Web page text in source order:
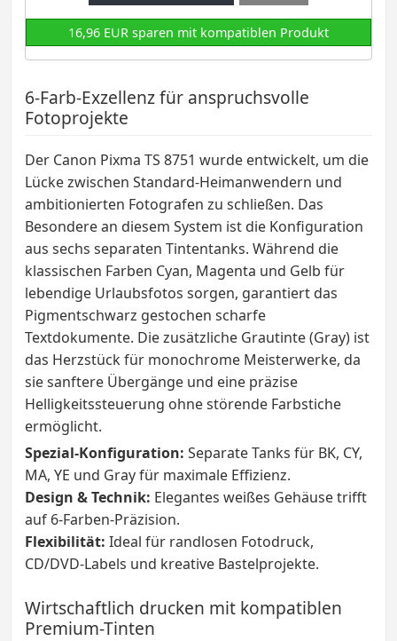
16,96 EUR sparen mit kompatiblen Produkt
6-Farb-Exzellenz für anspruchsvolle
Fotoprojekte
Der Canon Pixma TS 8751 wurde entwickelt, um die
Lücke zwischen Standard-Heimanwendern und
ambitionierten Fotografen zu schließen. Das
Besondere an diesem System ist die Konfiguration
aus sechs separaten Tintentanks. Während die
klassischen Farben Cyan, Magenta und Gelb für
lebendige Urlaubsfotos sorgen, garantiert das
Pigmentschwarz gestochen scharfe
Textdokumente. Die zusätzliche Grautinte (Gray) ist
das Herzstück für monochrome Meisterwerke, da
sie sanftere Übergänge und eine präzise
Helligkeitssteuerung ohne störende Farbstiche
ermöglicht.
Spezial-Konfiguration: Separate Tanks für BK, CY,
MA, YE und Gray für maximale Effizienz.
Design & Technik: Elegantes weißes Gehäuse trifft
auf 6-Farben-Präzision.
Flexibilität: Ideal für randlosen Fotodruck,
CD/DVD-Labels und kreative Bastelprojekte.
Wirtschaftlich drucken mit kompatiblen
Premium-Tinten